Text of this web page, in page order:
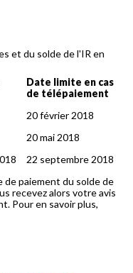
et du solde de l'IR en
Date limite en cas
de télépaiement
20 février 2018
20 mai 2018
22 septembre 2018
de paiement du solde de
recevez alors votre avis
Pour en savoir plus,